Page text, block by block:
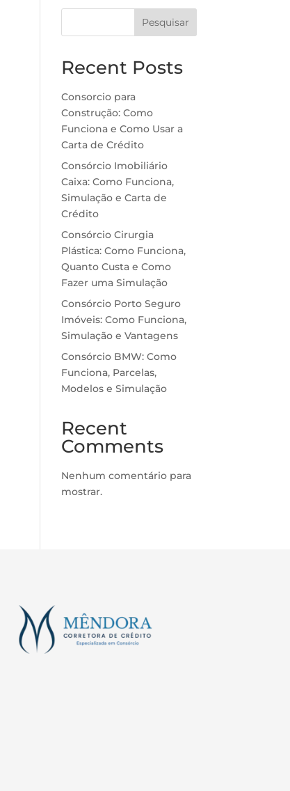
Pesquisar
Recent Posts
Consorcio para
Construção: Como
Funciona e Como Usar a
Carta de Crédito
Consórcio Imobiliário
Caixa: Como Funciona,
Simulação e Carta de
Crédito
Consórcio Cirurgia
Plástica: Como Funciona,
Quanto Custa e Como
Fazer uma Simulação
Consórcio Porto Seguro
Imóveis: Como Funciona,
Simulação e Vantagens
Consórcio BMW: Como
Funciona, Parcelas,
Modelos e Simulação
Recent
Comments
Nenhum comentário para
mostrar.